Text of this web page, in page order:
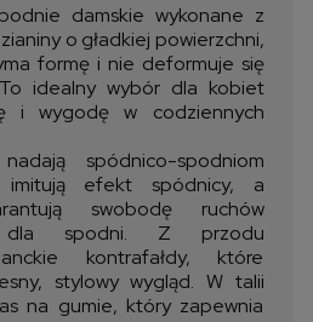
damskie wykonane z
o gładkiej powierzchni,
formę i nie deformuje się
idealny wybór dla kobiet
i wygodę w codziennych
spódnico-spodniom
efekt spódnicy, a
swobodę ruchów
dla spodni. Z przodu
kontrafałdy, które
stylowy wygląd. W talii
na gumie, który zapewnia